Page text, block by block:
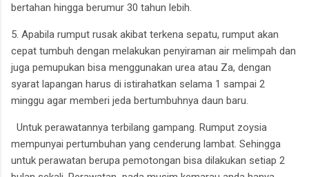
bertahan hingga berumur 30 tahun lebih.
5. Apabila rumput rusak akibat terkena sepatu, rumput akan
cepat tumbuh dengan melakukan penyiraman air melimpah dan
juga pemupukan bisa menggunakan urea atau Za, dengan
syarat lapangan harus di istirahatkan selama 1 sampai 2
minggu agar memberi jeda bertumbuhnya daun baru.
Untuk perawatannya terbilang gampang. Rumput zoysia
mempunyai pertumbuhan yang cenderung lambat. Sehingga
untuk perawatan berupa pemotongan bisa dilakukan setiap 2